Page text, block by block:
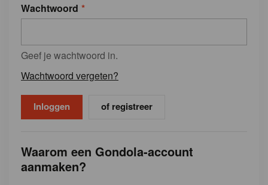
Wachtwoord
Geef je wachtwoord in.
Wachtwoord vergeten?
of registreer
Waarom een Gondola-account
aanmaken?